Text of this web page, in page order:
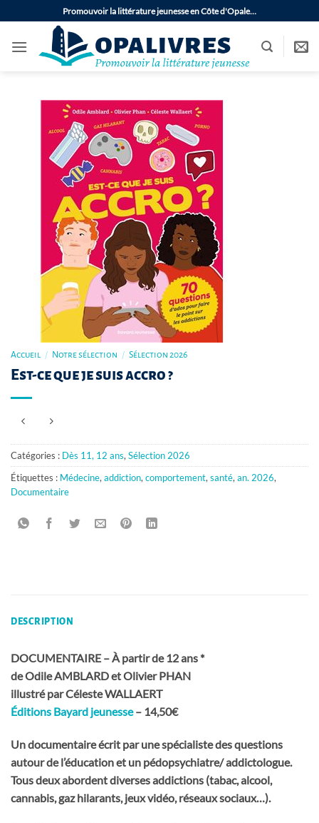
au
contenu
Promouvoir la littérature jeunesse en Côte d'Opale…
Accueil / Notre sélection / Sélection 2026
Est-ce que je suis accro ?
Catégories : Dès 11, 12 ans,Sélection 2026
Étiquettes : Médecine,addiction,comportement,santé,an. 2026,
Documentaire
DESCRIPTION
DOCUMENTAIRE – À partir de 12 ans *
de Odile AMBLARD et Olivier PHAN
illustré par Céleste WALLAERT
Éditions Bayard jeunesse– 14,50€
Un documentaire écrit par une spécialiste des questions
autour de l’éducation et un pédopsychiatre/ addictologue.
Tous deux abordent diverses addictions (tabac, alcool,
cannabis, gaz hilarants, jeux vidéo, réseaux sociaux…).